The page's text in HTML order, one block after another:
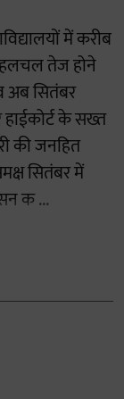
में करीब
हलचल तेज होने
अब सितंबर
के सख्त
की जनहित
सितंबर में
क ...